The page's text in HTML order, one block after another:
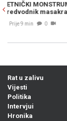
HIT NA
gospođom,
Prije 12 min
Rat u zalivu
Vijesti
Politika
Intervjui
Hronika